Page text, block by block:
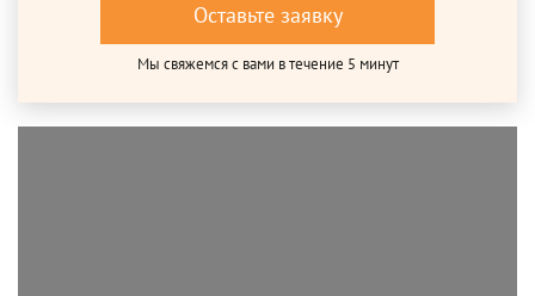
Оставьте заявку
Мы свяжемся с вами в течение 5 минут